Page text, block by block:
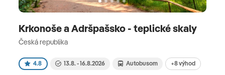
Krkonoše a Adršpašsko - teplické skaly
Česká republika
4.8 13.8. - 16.8.2026 Autobusom +8 výhod